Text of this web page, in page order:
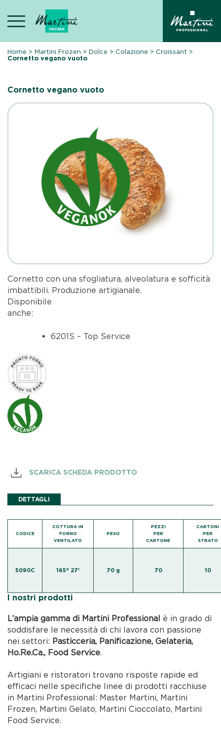
content
Home >Martini Frozen >Dolce > Colazione > Croissant >
Cornetto vegano vuoto
Cornetto vegano vuoto
Cornetto con una sfogliatura, alveolatura e sofficità
imbattibili. Produzione artigianale.
Disponibile
6201S – Top Service
SCARICA SCHEDA PRODOTTO
DETTAGLI
CODICE
COTTURA IN
FORNO
VENTILATO
5090C 165° 27'
PESO
PEZZI
PER
CARTONE
CARTONI
PER
STRATO
70 g 70 10
I nostri prodotti
L’ampia gamma di Martini Professional è in grado di
soddisfare le necessità di chi lavora con passione
nei settori: Pasticceria, Panificazione, Gelateria,
Ho.Re.Ca., Food Service.
Artigiani e ristoratori trovano risposte rapide ed
efficaci nelle specifiche linee di prodotti racchiuse
in Martini Professional: Master Martini, Martini
Frozen, Martini Gelato, Martini Cioccolato, Martini
Food Service.